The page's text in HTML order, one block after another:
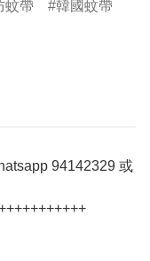
蚊帶 韓國蚊帶
94142329 或